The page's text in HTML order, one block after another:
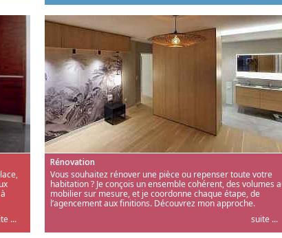
...
Rénovation
Vous souhaitez rénover une pièce ou repenser toute votre
habitation ? Je conçois un ensemble cohérent, des volumes
mobilier sur mesure, et je coordonne chaque étape, de
l’agencement aux finitions. Découvrez mon approche.
suite ...